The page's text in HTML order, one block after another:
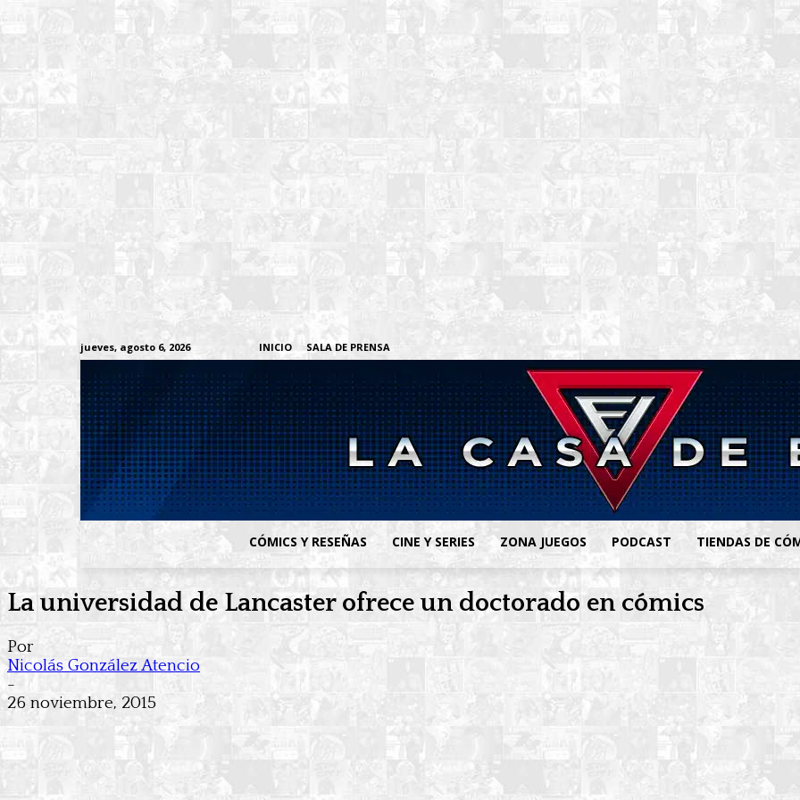
jueves, agosto 6, 2026 INICIO SALA DE PRENSA
CÓMICS Y RESEÑAS CINE Y SERIES ZONA JUEGOS PODCAST TIENDAS DE
La universidad de Lancaster ofrece un doctorado en cómics
Por
Nicolás González Atencio
-
26 noviembre, 2015